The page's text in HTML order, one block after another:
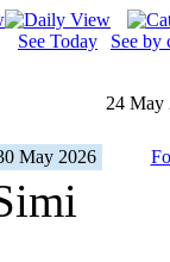
See Today See by
24 May
May 2026